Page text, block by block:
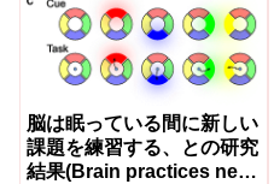
脳は眠っている間に新しい
課題を練習する、との研究
結果(Brain practices new